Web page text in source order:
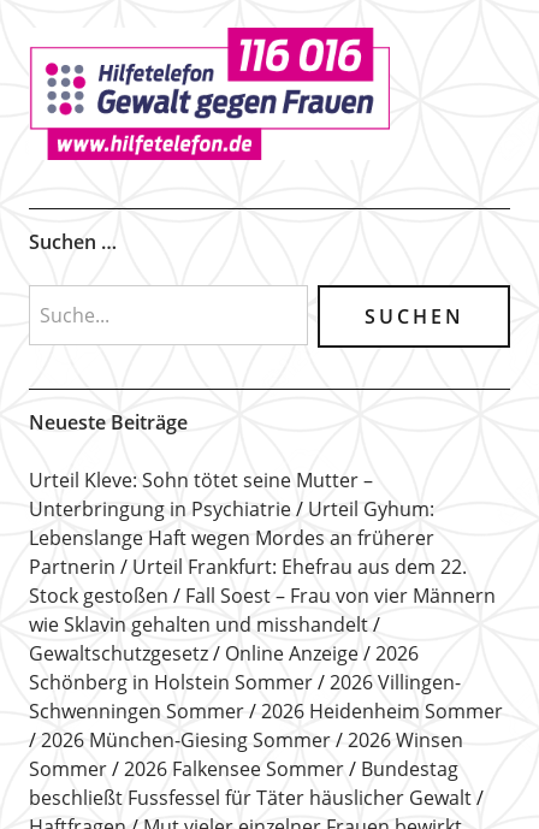
Suchen …
Neueste Beiträge
Urteil Kleve: Sohn tötet seine Mutter –
Unterbringung in Psychiatrie
Urteil Gyhum:
Lebenslange Haft wegen Mordes an früherer
Partnerin
Urteil Frankfurt: Ehefrau aus dem 22.
Stock gestoßen
Fall Soest – Frau von vier Männern
wie Sklavin gehalten und misshandelt
Gewaltschutzgesetz
Online Anzeige
2026
Schönberg in Holstein Sommer
2026 Villingen-
Schwenningen Sommer
2026 Heidenheim Sommer
2026 München-Giesing Sommer
2026 Winsen
Sommer
2026 Falkensee Sommer
Bundestag
beschließt Fussfessel für Täter häuslicher Gewalt